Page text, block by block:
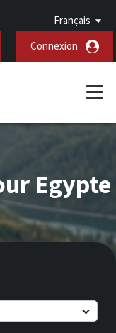
Français
Connexion
Egypte